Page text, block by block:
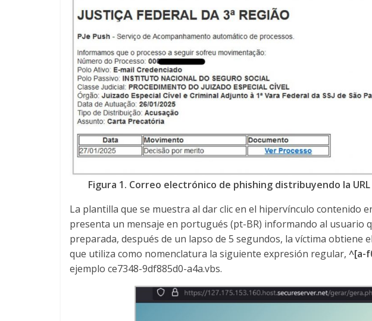
Figura 1. Correo electrónico de phishing distribuyendo la
La plantilla que se muestra al dar clic en el hipervínculo contenido
presenta un mensaje en portugués (pt-BR) informando al usuario
preparada, después de un lapso de 5 segundos, la víctima obtiene
que utiliza como nomenclatura la siguiente expresión regular, ^[a-
ejemplo ce7348-9df885d0-a4a.vbs.